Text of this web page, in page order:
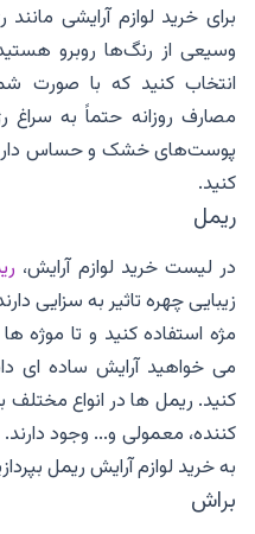
برای خرید لوازم آرایشی
وسیعی از رنگ‌ها روبرو
انتخاب کنید که با صورت
مصارف روزانه حتماً به
پوست‌های خشک و حساس دارید،
کنید.
ریمل
در لیست خرید لوازم آرایش،
زیبایی چهره تاثیر به سزایی
مژه استفاده کنید و تا موژه
می خواهید آرایش ساده ای
کنید. ریمل ها در انواع
کننده، معمولی و... وجود
به خرید لوازم آرایش ریمل
براش